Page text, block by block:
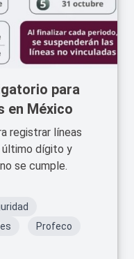
para
en México
registrar líneas
último dígito y
se cumple.
Profeco